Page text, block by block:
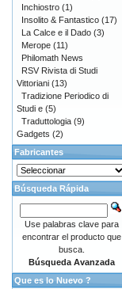
Inchiostro (1)
Insolito & Fantastico (17)
La Calce e il Dado (3)
Merope (11)
Philomath News
RSV Rivista di Studi
Vittoriani (13)
Tradizione Periodico di
Studi e (5)
Traduttologia (9)
Gadgets (2)
Fabricantes
Búsqueda Rápida
Use palabras clave para
encontrar el producto que
busca.
Búsqueda Avanzada
Que es lo Nuevo ?